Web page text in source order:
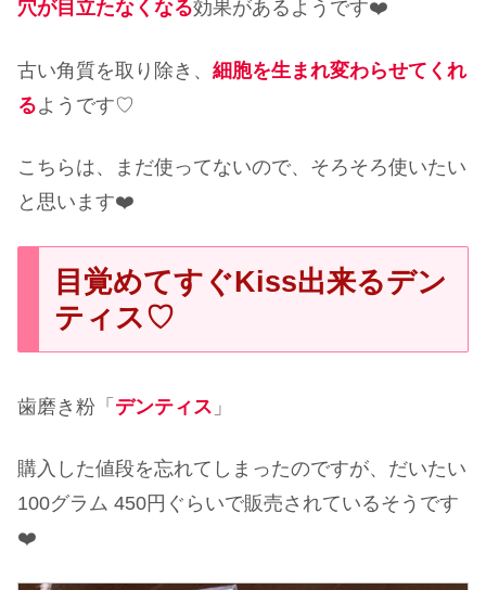
穴が目立たなくなる効果があるようです❤️
古い角質を取り除き、 細胞を生まれ変わらせてくれ
るようです♡
こちらは、まだ使ってないので、そろそろ使いたい
と思います❤️
目覚めてすぐKiss出来るデン
ティス♡
歯磨き粉「 デンティス 」
購入した値段を忘れてしまったのですが、だいたい
100グラム 450円ぐらいで販売されているそうです
❤️